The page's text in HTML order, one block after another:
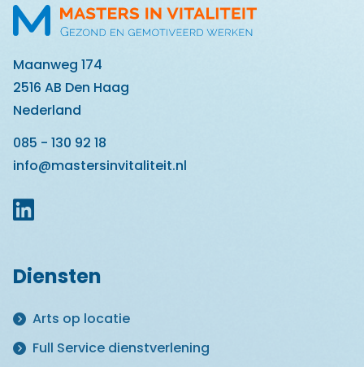
Maanweg 174
2516 AB Den Haag
Nederland
085 - 130 92 18
info@mastersinvitaliteit.nl
Diensten
Arts op locatie
Full Service dienstverlening